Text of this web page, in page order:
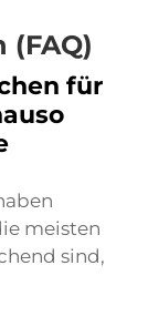
(FAQ)
für
meisten
sind,